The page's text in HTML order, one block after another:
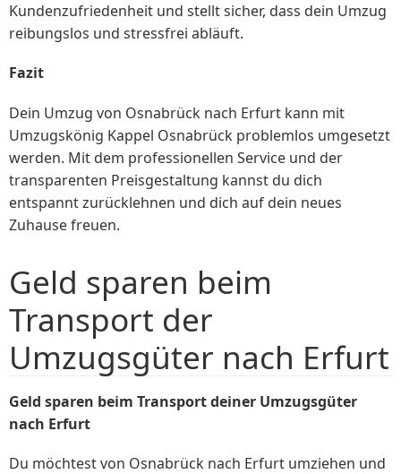
Kundenzufriedenheit und stellt sicher, dass dein Umzug
reibungslos und stressfrei abläuft.
Fazit
Dein Umzug von Osnabrück nach Erfurt kann mit
Umzugskönig Kappel Osnabrück problemlos umgesetzt
werden. Mit dem professionellen Service und der
transparenten Preisgestaltung kannst du dich
entspannt zurücklehnen und dich auf dein neues
Zuhause freuen.
Geld sparen beim
Transport der
Umzugsgüter nach Erfurt
Geld sparen beim Transport deiner Umzugsgüter
nach Erfurt
Du möchtest von Osnabrück nach Erfurt umziehen und